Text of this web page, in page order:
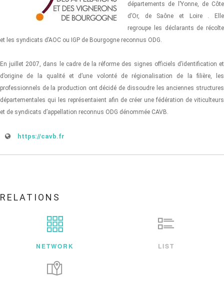
départements de l’Yonne, de Côte
d’Or, de Saône et Loire . Elle
regroupe les déclarants de récolte
et les syndicats d’AOC ou IGP de Bourgogne reconnus ODG.
En juillet 2007, dans le cadre de la réforme des signes officiels d’identification et
d’origine de la qualité et d’une volonté de régionalisation de la filière, les
professionnels de la production ont décidé de dissoudre les anciennes structures
départementales qui les représentaient afin de créer une fédération de viticulteurs
et de syndicats d’appellation reconnus ODG dénommée CAVB.
https://cavb.fr
RELATIONS
NETWORK LIST